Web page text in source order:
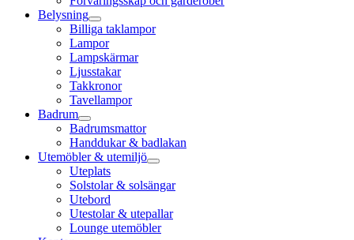
Belysning
Billiga taklampor
Lampor
Lampskärmar
Ljusstakar
Takkronor
Tavellampor
Badrum
Badrumsmattor
Handdukar & badlakan
Utemöbler & utemiljö
Uteplats
Solstolar & solsängar
Utebord
Utestolar & utepallar
Lounge utemöbler